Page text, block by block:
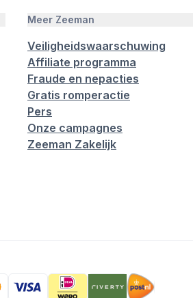
Meer Zeeman
Veiligheidswaarschuwing
Affiliate programma
Fraude en nepacties
Gratis romperactie
Pers
Onze campagnes
Zeeman Zakelijk